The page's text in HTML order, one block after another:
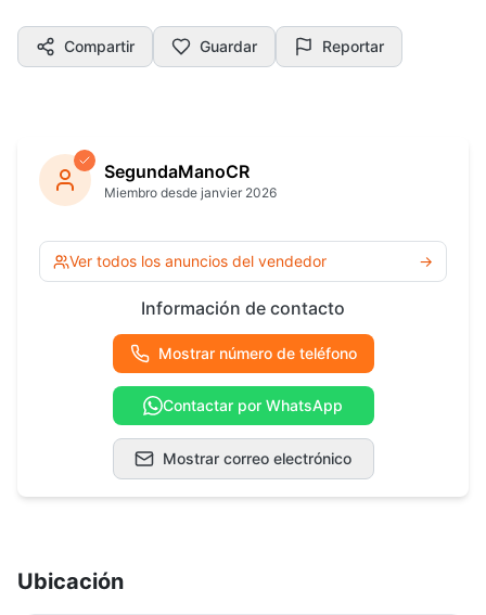
Compartir Guardar Reportar
SegundaManoCR
Miembro desde janvier 2026
Ver todos los anuncios del vendedor →
Información de contacto
Mostrar número de teléfono
Contactar por WhatsApp
Mostrar correo electrónico
Ubicación